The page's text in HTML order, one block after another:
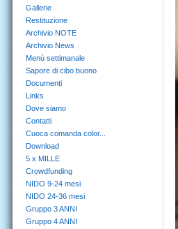
Gallerie
Restituzione
Archivio NOTE
Archivio News
Menù settimanale
Sapore di cibo buono
Documenti
Links
Dove siamo
Contatti
Cuoca comanda color...
Download
5 x MILLE
Crowdfunding
NIDO 9-24 mesi
NIDO 24-36 mesi
Gruppo 3 ANNI
Gruppo 4 ANNI